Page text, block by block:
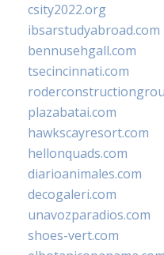
csity2022.org
ibsarstudyabroad.com
bennusehgall.com
tsecincinnati.com
plazabatai.com
hawkscayresort.com
hellonquads.com
diarioanimales.com
decogaleri.com
unavozparadios.com
shoes-vert.com